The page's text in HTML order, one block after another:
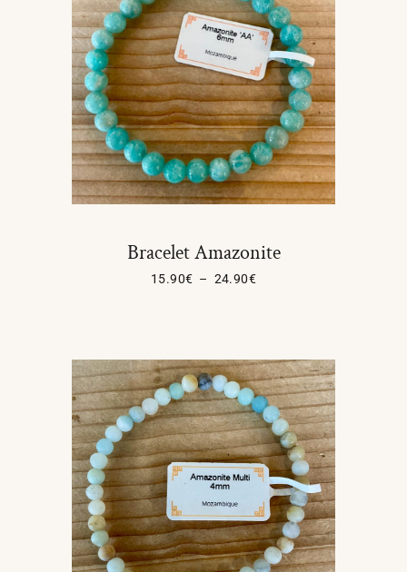
Bracelet Amazonite
15.90€ – 24.90€